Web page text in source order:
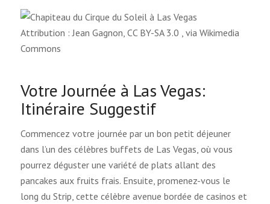
Attribution : Jean Gagnon, CC BY-SA 3.0 , via Wikimedia
Commons
Votre Journée à Las Vegas:
Itinéraire Suggestif
Commencez votre journée par un bon petit déjeuner
dans l’un des célèbres buffets de Las Vegas, où vous
pourrez déguster une variété de plats allant des
pancakes aux fruits frais. Ensuite, promenez-vous le
long du Strip, cette célèbre avenue bordée de casinos et